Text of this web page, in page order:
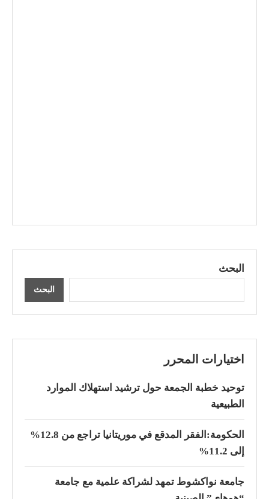
البحث
البحث
اختيارات المحرر
توحيد خطبة الجمعة حول ترشيد استهلاك الموارد
الطبيعية
الحكومة:الفقر المدقع في موريتانيا تراجع من 12.8%
إلى 11.2%
جامعة نواكشوط تمهد لشراكة علمية مع جامعة